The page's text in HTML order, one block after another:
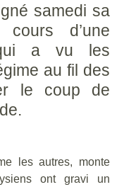
samedi sa
d’une
qui a vu les
au fil des
le coup de
les autres, monte
ont gravi un